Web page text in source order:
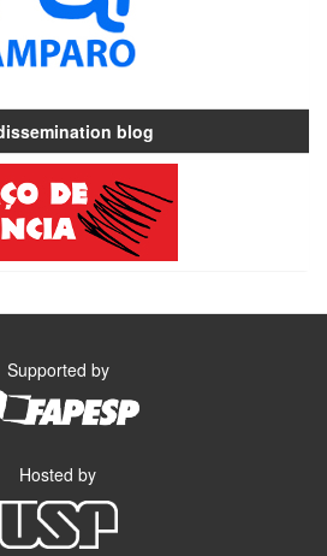
blog
Supported by
Hosted by